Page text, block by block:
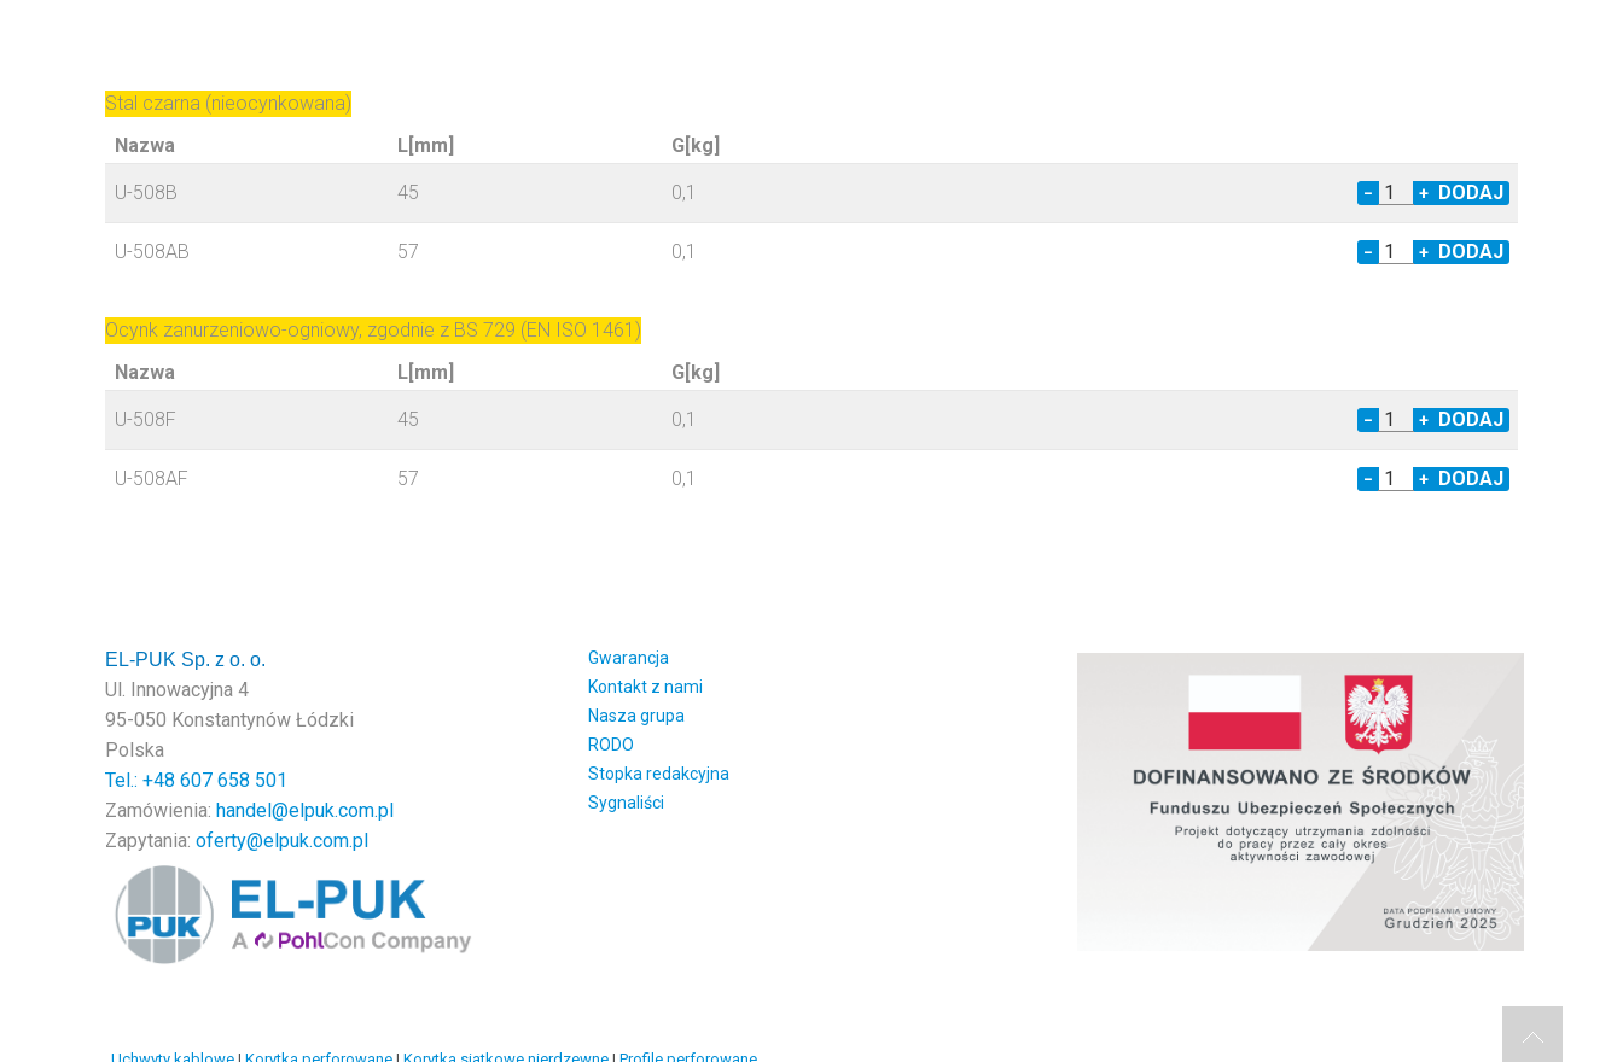
Stal czarna (nieocynkowana)
Nazwa
L[mm] G[kg]
U-508B 45 0,1 − +
U-508AB 57 0,1 − +
Ocynk zanurzeniowo-ogniowy, zgodnie z BS 729 (EN ISO 1461)
Nazwa
L[mm] G[kg]
U-508F 45 0,1 − +
U-508AF 57 0,1 − +
EL-PUK Sp. z o. o.
Ul. Innowacyjna 4
95-050 Konstantynów Łódzki
Polska
Tel.: +48 607 658 501
Zamówienia: handel@elpuk.com.pl
Zapytania: oferty@elpuk.com.pl
Gwarancja
Kontakt z nami
Nasza grupa
RODO
Stopka redakcyjna
Sygnaliści